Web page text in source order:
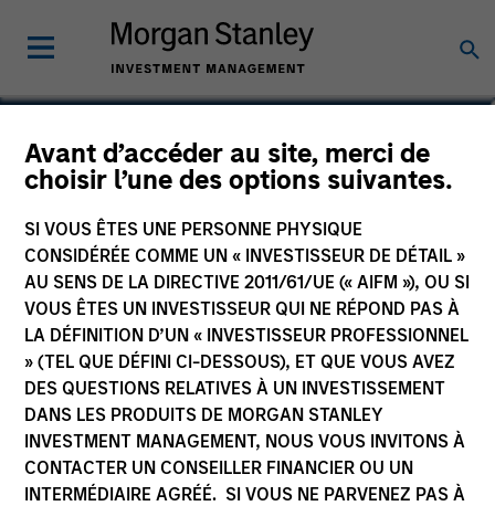
Avant d’accéder au site, merci de
choisir l’une des options suivantes.
SI VOUS ÊTES UNE PERSONNE PHYSIQUE
CONSIDÉRÉE COMME UN « INVESTISSEUR DE DÉTAIL »
AU SENS DE LA DIRECTIVE 2011/61/UE (« AIFM »), OU SI
VOUS ÊTES UN INVESTISSEUR QUI NE RÉPOND PAS À
LA DÉFINITION D’UN « INVESTISSEUR PROFESSIONNEL
» (TEL QUE DÉFINI CI-DESSOUS), ET QUE VOUS AVEZ
DES QUESTIONS RELATIVES À UN INVESTISSEMENT
DANS LES PRODUITS DE MORGAN STANLEY
INVESTMENT MANAGEMENT, NOUS VOUS INVITONS À
CONTACTER UN CONSEILLER FINANCIER OU UN
INTERMÉDIAIRE AGRÉÉ. SI VOUS NE PARVENEZ PAS À
Jean-Charles Deudon
Executive Director